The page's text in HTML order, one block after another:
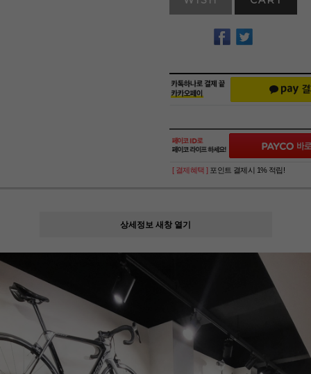
[ 결제혜택 ] 포인트 결제시 1% 적립!
상세정보 새창 열기